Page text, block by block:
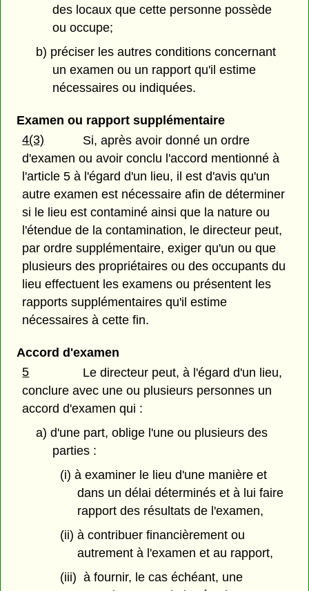
des locaux que cette personne possède
ou occupe;
b) préciser les autres conditions concernant
un examen ou un rapport qu'il estime
nécessaires ou indiquées.
Examen ou rapport supplémentaire
4(3)
Si, après avoir donné un ordre
d'examen ou avoir conclu l'accord mentionné à
l'article 5 à l'égard d'un lieu, il est d'avis qu'un
autre examen est nécessaire afin de déterminer
si le lieu est contaminé ainsi que la nature ou
l'étendue de la contamination, le directeur peut,
par ordre supplémentaire, exiger qu'un ou que
plusieurs des propriétaires ou des occupants du
lieu effectuent les examens ou présentent les
rapports supplémentaires qu'il estime
nécessaires à cette fin.
Accord d'examen
5
Le directeur peut, à l'égard d'un lieu,
conclure avec une ou plusieurs personnes un
accord d'examen qui :
a) d'une part, oblige l'une ou plusieurs des
parties :
(i) à examiner le lieu d'une manière et
dans un délai déterminés et à lui faire
rapport des résultats de l'examen,
(ii) à contribuer financièrement ou
autrement à l'examen et au rapport,
(iii) à fournir, le cas échéant, une